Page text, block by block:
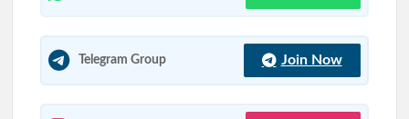
Telegram Group Join Now